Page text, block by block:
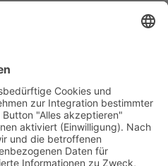
ist, kann ein
oder Diesel direkt
Sie versehentlich Ihre
haben, kann
bei der Türöffnung
zu Ihrem Fahrzeug
beachten, dass nicht alle
zusätzlichen